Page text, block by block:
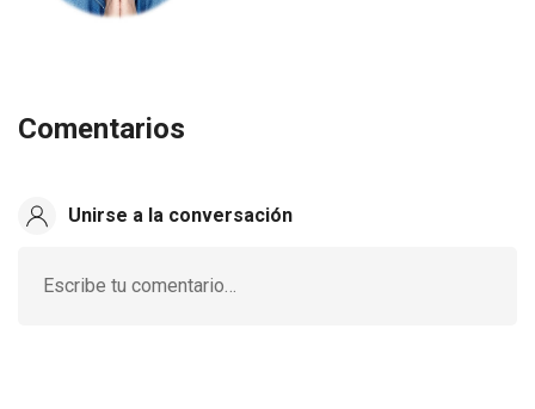
Comentarios
Unirse a la conversación
Escribe tu comentario…